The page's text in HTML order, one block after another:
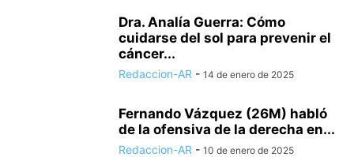
Dra. Analía Guerra: Cómo
cuidarse del sol para prevenir el
cáncer...
Redaccion-AR - 14 de enero de 2025
Fernando Vázquez (26M) habló
de la ofensiva de la derecha en...
Redaccion-AR - 10 de enero de 2025